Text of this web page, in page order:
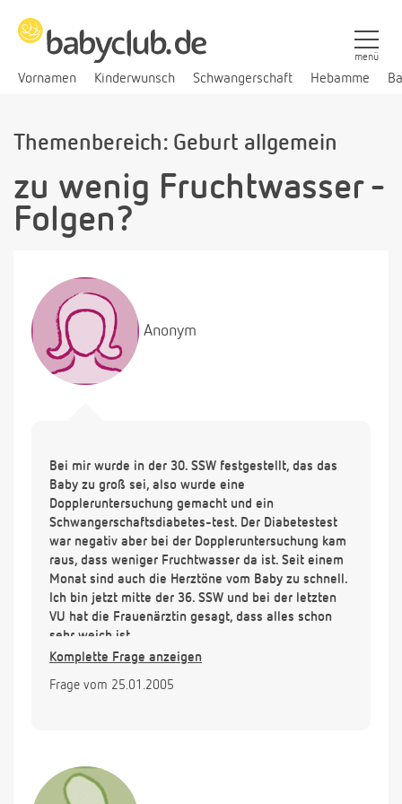
Vornamen Kinderwunsch Schwangerschaft Hebamme
menü
Themenbereich: Geburt allgemein
zu wenig Fruchtwasser -
Folgen?
Anonym
Bei mir wurde in der 30. SSW festgestellt, das das
Baby zu groß sei, also wurde eine
Doppleruntersuchung gemacht und ein
Schwangerschaftsdiabetes-test. Der Diabetestest
war negativ aber bei der Doppleruntersuchung kam
raus, dass weniger Fruchtwasser da ist. Seit einem
Monat sind auch die Herztöne vom Baby zu schnell.
Ich bin jetzt mitte der 36. SSW und bei der letzten
VU hat die Frauenärztin gesagt, dass alles schon
sehr weich ist.
Es werden auch noch weitere Untersuchungen
Herztönen, aber ich mache mir den ganzen Tag über
würde, denn dann wären diese Probleme nicht mehr
da!
Komplette Frage anzeigen
Frage vom 25.01.2005